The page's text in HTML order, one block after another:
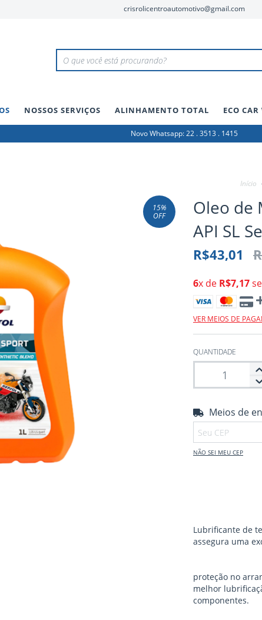
crisrolicentroautomotivo@gmail.com
NOSSOS SERVIÇOS ALINHAMENTO TOTAL ECO CAR
Novo Whatsapp: 22 . 3513 . 1415
Início
15%
OFF
Oleo de
API SL
R$43,01
6x de R$7,17
VER MEIOS DE
QUANTIDADE
Entregas para o
Meios de
NÃO SEI MEU CEP
Lubrificante de
assegura uma
proteção no
melhor
componentes.